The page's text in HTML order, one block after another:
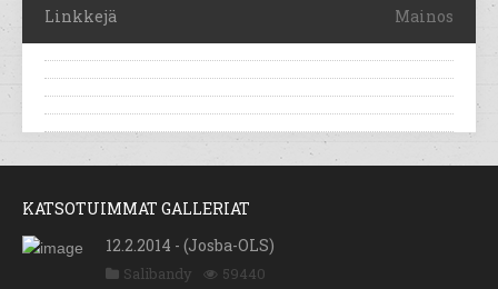
Linkkejä Mainos
KATSOTUIMMAT GALLERIAT
12.2.2014 - (Josba-OLS)
Salibandy 59440